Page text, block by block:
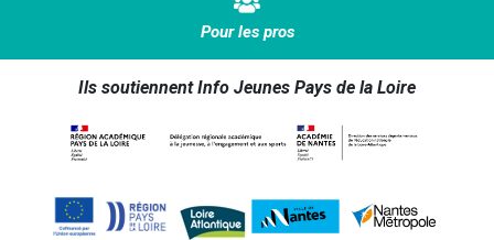
Pour les pros
Ils soutiennent Info Jeunes Pays de la Loire